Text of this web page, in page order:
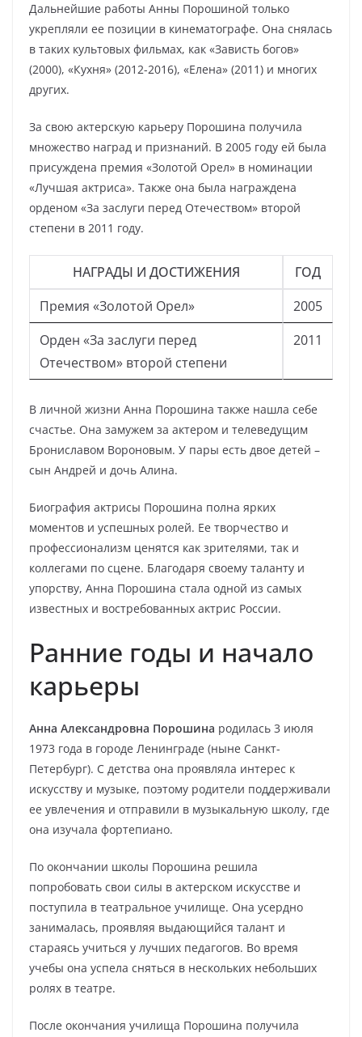
Дальнейшие работы Анны Порошиной только
укрепляли ее позиции в кинематографе. Она снялась
в таких культовых фильмах, как «Зависть богов»
(2000), «Кухня» (2012-2016), «Елена» (2011) и многих
других.
За свою актерскую карьеру Порошина получила
множество наград и признаний. В 2005 году ей была
присуждена премия «Золотой Орел» в номинации
«Лучшая актриса». Также она была награждена
орденом «За заслуги перед Отечеством» второй
степени в 2011 году.
НАГРАДЫ И ДОСТИЖЕНИЯ
ГОД
Премия «Золотой Орел»
2005
Орден «За заслуги перед
Отечеством» второй степени
2011
В личной жизни Анна Порошина также нашла себе
счастье. Она замужем за актером и телеведущим
Брониславом Вороновым. У пары есть двое детей –
сын Андрей и дочь Алина.
Биография актрисы Порошина полна ярких
моментов и успешных ролей. Ее творчество и
профессионализм ценятся как зрителями, так и
коллегами по сцене. Благодаря своему таланту и
упорству, Анна Порошина стала одной из самых
известных и востребованных актрис России.
Ранние годы и начало
карьеры
Анна Александровна Порошина родилась 3 июля
1973 года в городе Ленинграде (ныне Санкт-
Петербург). С детства она проявляла интерес к
искусству и музыке, поэтому родители поддерживали
ее увлечения и отправили в музыкальную школу, где
она изучала фортепиано.
По окончании школы Порошина решила
попробовать свои силы в актерском искусстве и
поступила в театральное училище. Она усердно
занималась, проявляя выдающийся талант и
стараясь учиться у лучших педагогов. Во время
учебы она успела сняться в нескольких небольших
ролях в театре.
После окончания училища Порошина получила